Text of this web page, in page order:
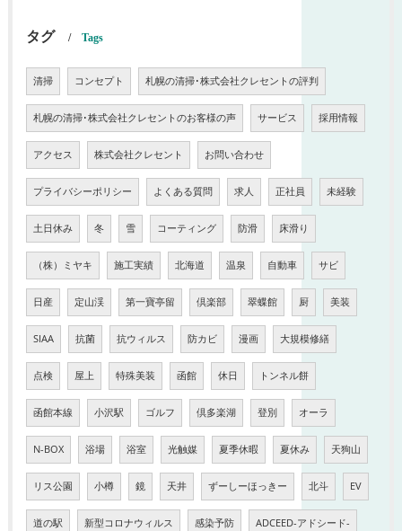
タグ Tags
清掃 コンセプト 札幌の清掃･株式会社クレセントの評判
札幌の清掃･株式会社クレセントのお客様の声 サービス 採用情報
アクセス 株式会社クレセント お問い合わせ
プライバシーポリシー よくある質問 求人 正社員 未経験
土日休み 冬 雪 コーティング 防滑 床滑り
（株）ミヤキ 施工実績 北海道 温泉 自動車 サビ
日産 定山渓 第一寶亭留 倶楽部 翠蝶館 厨 美装
SIAA 抗菌 抗ウィルス 防カビ 漫画 大規模修繕
点検 屋上 特殊美装 函館 休日 トンネル餅
函館本線 小沢駅 ゴルフ 倶多楽湖 登別 オーラ
N-BOX 浴場 浴室 光触媒 夏季休暇 夏休み 天狗山
リス公園 小樽 鏡 天井 ずーしーほっきー 北斗 EV
道の駅 新型コロナウィルス 感染予防 ADCEED-アドシード-